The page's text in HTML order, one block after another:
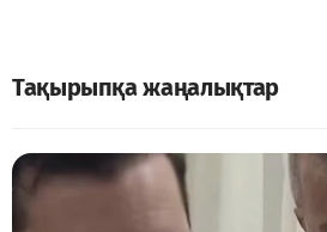
Тақырыпқа жаңалықтар